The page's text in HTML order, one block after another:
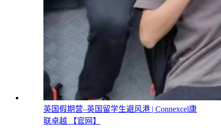
英国假期营–英国留学生避风港 | Connexcel康
联卓越 【官网】